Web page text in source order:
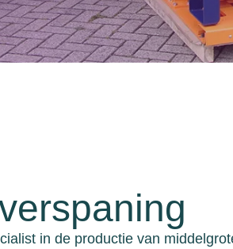
in de productie van